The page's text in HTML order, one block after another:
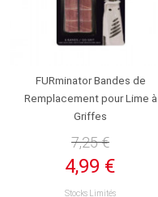
FURminator Bandes de
Remplacement pour Lime à
Griffes
7,25 €
4,99 €
Stocks Limités